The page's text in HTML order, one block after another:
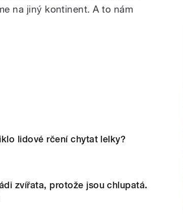
na jiný kontinent. A to nám
lidové rčení chytat lelky?
zvířata, protože jsou chlupatá.